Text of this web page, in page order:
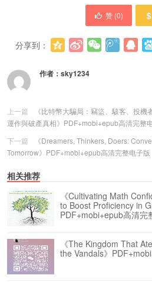
赞 (0)
分享到：
作者： sky1234
上一篇
《比特幣大騙局：竊盜、駭客、投
運作與破產真相》PDF+mobi+epub高清完整
下一篇
《Dreamers, Thinkers, Doers:
Tomorrow》PDF+mobi+epub高清完整电子版
相关推荐
《Cultivating Math
to Boost Proficiency in
PDF+mobi+epub高清完
《The Kingdom That
the Vandals》